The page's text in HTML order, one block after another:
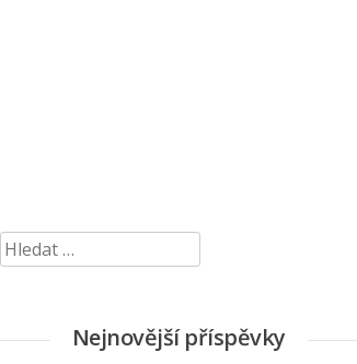
Vyhledávání
Nejnovější příspěvky